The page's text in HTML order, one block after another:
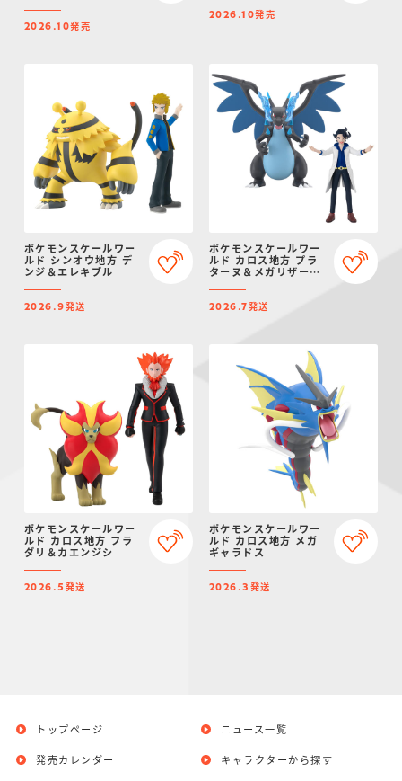
2026.10発売
2026.10発売
ポケモンスケールワー
ルド シンオウ地方 デ
ンジ＆エレキブル
2026.9発送
ポケモンスケールワー
ルド カロス地方 プラ
ターヌ＆メガリザード
2026.7発送
ポケモンスケールワー
ルド カロス地方 フラ
ダリ＆カエンジシ
2026.5 発送
ポケモンスケールワー
ルド カロス地方 メガ
ギャラドス
2026.3 発送
トップページ
発売カレンダー
ニュース一覧
キャラクターから探す